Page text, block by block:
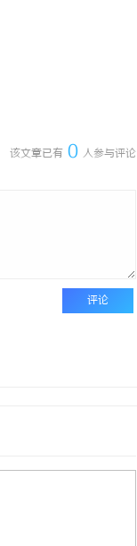
该文章已有 0 人参与评论
评论